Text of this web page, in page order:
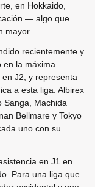
en Hokkaido,
— algo que
mayor.
recientemente y
en la máxima
J2, y representa
a esta liga. Albirex
Sanga, Machida
Bellmare y Tokyo
uno con su
en J1 en
Para una liga que